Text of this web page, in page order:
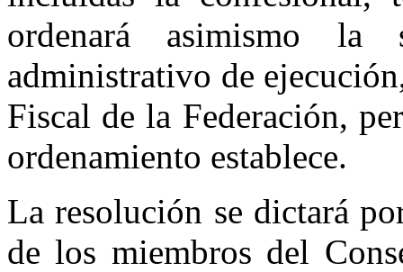
ordenará asimismo la
administrativo de
Fiscal de la Federación,
ordenamiento establece.
La resolución se dictará
de los miembros del